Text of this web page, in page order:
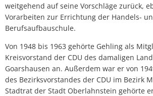
weitgehend auf seine Vorschläge zurück,
Vorarbeiten zur Errichtung der Handels-
Berufsaufbauschule.
Von 1948 bis 1963 gehörte Gehling als
Kreisvorstand der CDU des damaligen
Goarshausen an. Außerdem war er von
des Bezirksvorstandes der CDU im Bezirk
Stadtrat der Stadt Oberlahnstein gehörte